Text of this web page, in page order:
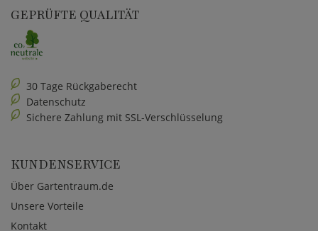
GEPRÜFTE QUALITÄT
30 Tage Rückgaberecht
Datenschutz
Sichere Zahlung mit SSL-Verschlüsselung
KUNDENSERVICE
Über Gartentraum.de
Unsere Vorteile
Kontakt